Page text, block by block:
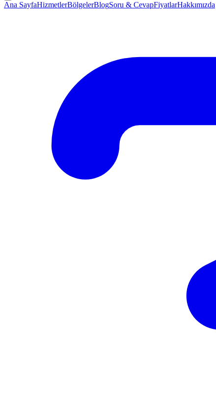
Ana SayfaHizmetlerBölgelerBlogSoru & CevapFiyatlarHakkımızda